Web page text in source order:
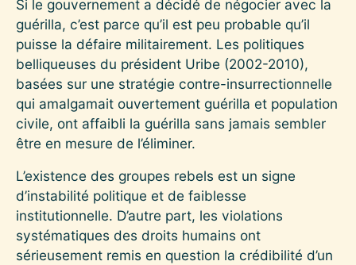
Si le gouvernement a décidé de négocier avec la
guérilla, c’est parce qu’il est peu probable qu’il
puisse la défaire militairement. Les politiques
belliqueuses du président Uribe (2002-2010),
basées sur une stratégie contre-insurrectionnelle
qui amalgamait ouvertement guérilla et population
civile, ont affaibli la guérilla sans jamais sembler
être en mesure de l’éliminer.
L’existence des groupes rebels est un signe
d’instabilité politique et de faiblesse
institutionnelle. D’autre part, les violations
systématiques des droits humains ont
sérieusement remis en question la crédibilité d’un